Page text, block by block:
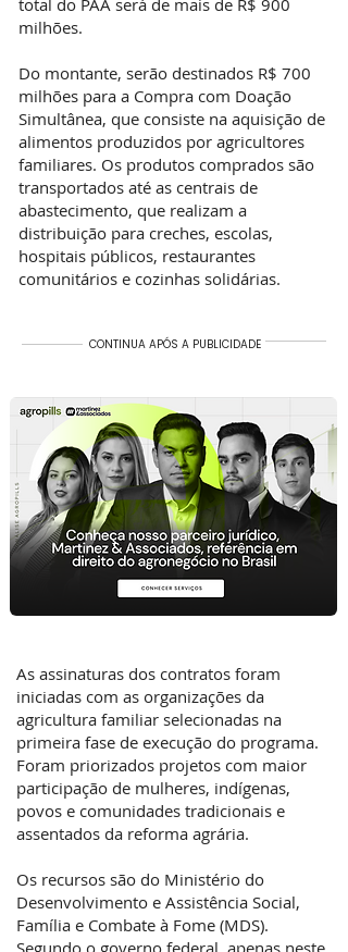
total do PAA será de mais de R$ 900
milhões.
Do montante, serão destinados R$ 700
milhões para a Compra com Doação
Simultânea, que consiste na aquisição de
alimentos produzidos por agricultores
familiares. Os produtos comprados são
transportados até as centrais de
abastecimento, que realizam a
distribuição para creches, escolas,
hospitais públicos, restaurantes
comunitários e cozinhas solidárias.
CONTINUA APÓS A PUBLICIDADE
As assinaturas dos contratos foram
iniciadas com as organizações da
agricultura familiar selecionadas na
primeira fase de execução do programa.
Foram priorizados projetos com maior
participação de mulheres, indígenas,
povos e comunidades tradicionais e
assentados da reforma agrária.
Os recursos são do Ministério do
Desenvolvimento e Assistência Social,
Família e Combate à Fome (MDS).
Segundo o governo federal, apenas neste